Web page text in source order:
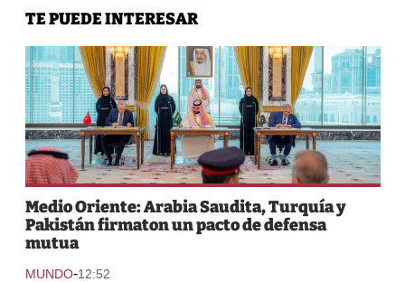
TE PUEDE INTERESAR
Medio Oriente: Arabia Saudita, Turquía y
Pakistán firmaton un pacto de defensa
mutua
MUNDO-12:52